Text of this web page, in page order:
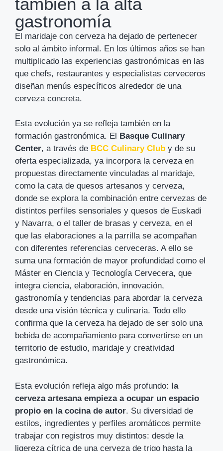
gastronomía
El maridaje con cerveza ha dejado de pertenecer
solo al ámbito informal. En los últimos años se han
multiplicado las experiencias gastronómicas en las
que chefs, restaurantes y especialistas cerveceros
diseñan menús específicos alrededor de una
cerveza concreta.
Esta evolución ya se refleja también en la
formación gastronómica. El Basque Culinary
Center, a través de BCC Culinary Club y de su
oferta especializada, ya incorpora la cerveza en
propuestas directamente vinculadas al maridaje,
como la cata de quesos artesanos y cerveza,
donde se explora la combinación entre cervezas de
distintos perfiles sensoriales y quesos de Euskadi
y Navarra, o el taller de brasas y cerveza, en el
que las elaboraciones a la parrilla se acompañan
con diferentes referencias cerveceras. A ello se
suma una formación de mayor profundidad como el
Máster en Ciencia y Tecnología Cervecera, que
integra ciencia, elaboración, innovación,
gastronomía y tendencias para abordar la cerveza
desde una visión técnica y culinaria. Todo ello
confirma que la cerveza ha dejado de ser solo una
bebida de acompañamiento para convertirse en un
territorio de estudio, maridaje y creatividad
gastronómica.
Esta evolución refleja algo más profundo: la
cerveza artesana empieza a ocupar un espacio
propio en la cocina de autor. Su diversidad de
estilos, ingredientes y perfiles aromáticos permite
trabajar con registros muy distintos: desde la
ligereza cítrica de una cerveza de trigo hasta la